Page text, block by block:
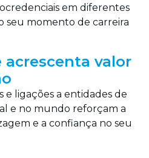
em diferentes
seu momento de carreira
acrescenta valor
e ligações a entidades de
e no mundo reforçam a
e a confiança no seu